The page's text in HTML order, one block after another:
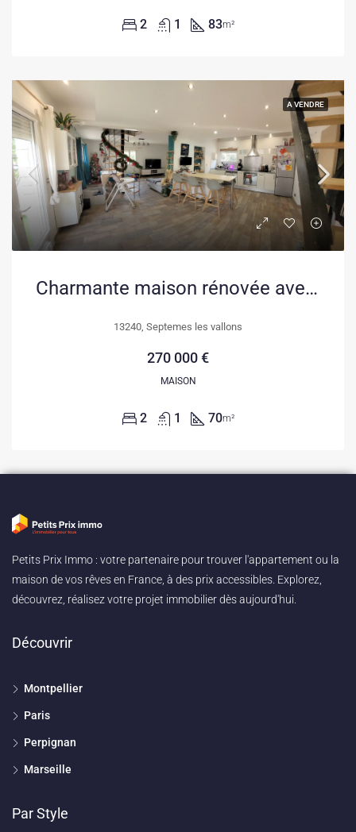
2 1 83m²
A VENDRE
Charmante maison rénovée avec piscine et atelier à Septèmes Les Vallons
13240, Septemes les vallons
270 000 €
MAISON
2 1 70m²
Petits Prix Immo : votre partenaire pour trouver l'appartement ou la
maison de vos rêves en France, à des prix accessibles. Explorez,
découvrez, réalisez votre projet immobilier dès aujourd'hui.
Découvrir
Montpellier
Paris
Perpignan
Marseille
Par Style